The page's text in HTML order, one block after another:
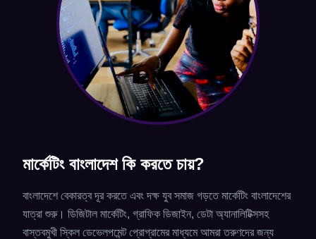
মার্কেটিং বাংলাদেশ কি করতে চায়?
বাংলাদেশে বেকারত্ব দূর করতে এবং দক্ষ যুব সমাজ গড়তে মার্কেটিং বাংলাদেশের
যাত্রা শুরু। ডিজিটাল মার্কেটিং, গ্রাফিক ডিজাইন, ডেটা অ্যানালিটিক্সসহ
বাস্তবমুখী স্কিল ডেভেলপমেন্ট প্রোগ্রামের মাধ্যমে আমরা তরুণদের জন্য